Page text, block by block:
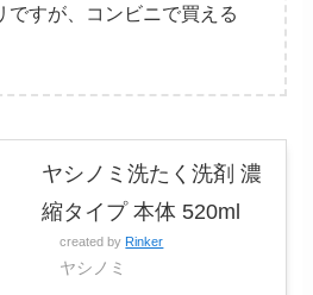
ですが、コンビニで買える
ヤシノミ洗たく洗剤 濃
縮タイプ 本体 520ml
created by Rinker
ヤシノミ